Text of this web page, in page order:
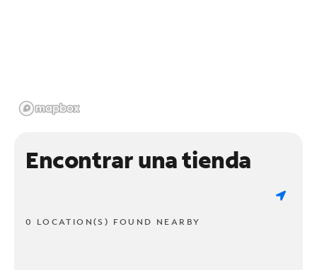
Encontrar una tienda
0 LOCATION(S) FOUND NEARBY